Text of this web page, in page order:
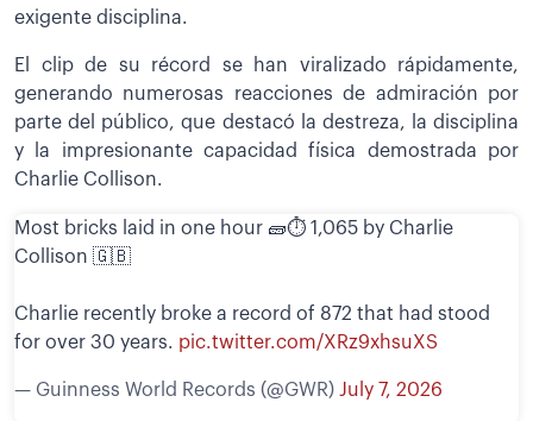
exigente disciplina.
El clip de su récord se han viralizado rápidamente,
generando numerosas reacciones de admiración por
parte del público, que destacó la destreza, la disciplina
y la impresionante capacidad física demostrada por
Charlie Collison.
Most bricks laid in one hour 🧱⏱️ 1,065 by Charlie
Collison 🇬🇧
Charlie recently broke a record of 872 that had stood
for over 30 years. pic.twitter.com/XRz9xhsuXS
— Guinness World Records (@GWR) July 7, 2026